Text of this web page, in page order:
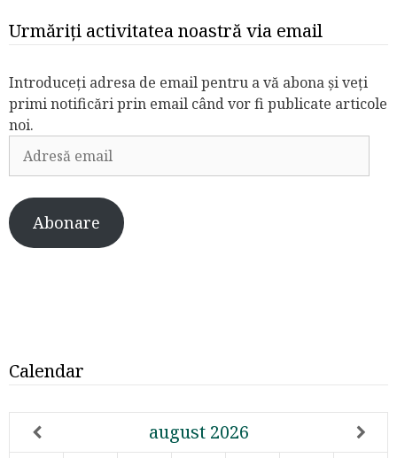
Urmăriți activitatea noastră via email
Introduceți adresa de email pentru a vă abona și veți
primi notificări prin email când vor fi publicate articole
noi.
Adresă
email
Abonare
Calendar
august 2026